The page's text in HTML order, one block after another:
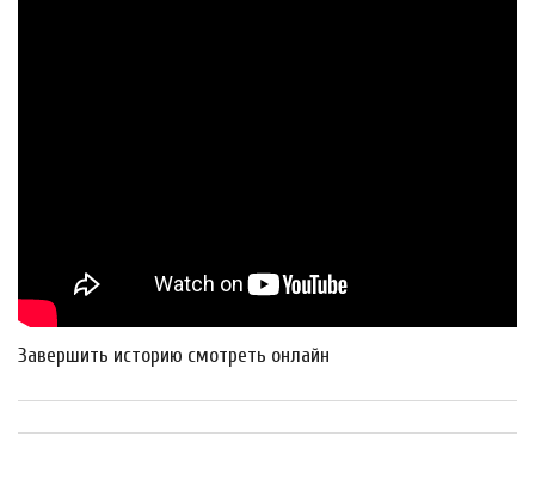
Завершить историю смотреть онлайн